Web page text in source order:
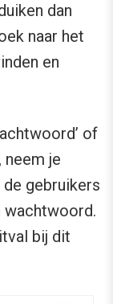
dan
naar het
en
of
neem je
gebruikers
wachtwoord.
bij dit